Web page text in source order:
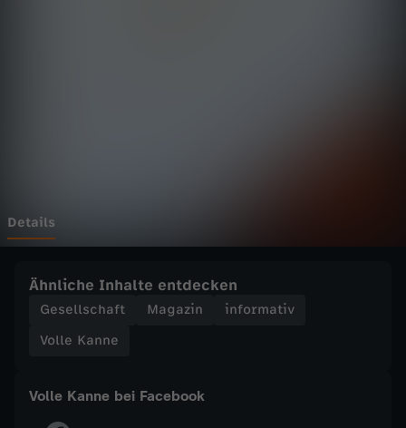
ü
f
a
Details
Ähnliche Inhalte entdecken
Gesellschaft Magazin
informativ
Volle Kanne
Volle Kanne bei Facebook